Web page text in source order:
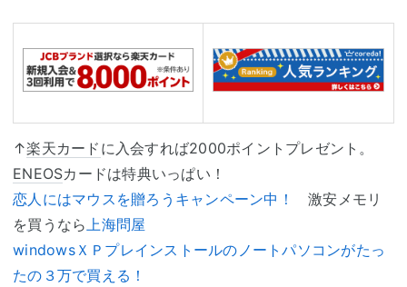
↑楽天カード に入会すれば2000ポイントプレゼント。
ENEOSカードは特典いっぱい！
恋人にはマウスを贈ろうキャンペーン中！
激安メモリ
を買うなら 上海問屋
windowsＸＰプレインストールのノートパソコンがたっ
たの３万で買える！